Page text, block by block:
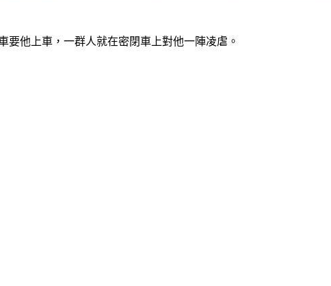
他上車，一群人就在密閉車上對他一陣凌虐。